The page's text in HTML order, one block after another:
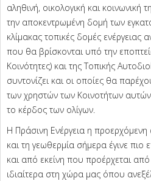
αληθινή, οικολογική και κοινωνική
την αποκεντρωμένη δομή των
κλίμακας τοπικές δομές
που θα βρίσκονται υπό την
Κοινότητες) και της Τοπικής
συντονίζει και οι οποίες θα
των χρηστών των Κοινοτήτων
το κέρδος των ολίγων.
Η Πράσινη Ενέργεια η
και τη γεωθερμία σήμερα έγινε πιο
και από εκείνη που προέρχεται
ιδιαίτερα στη χώρα μας όπου